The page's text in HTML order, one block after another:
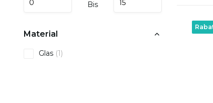
Bis
Material
Glas (1)